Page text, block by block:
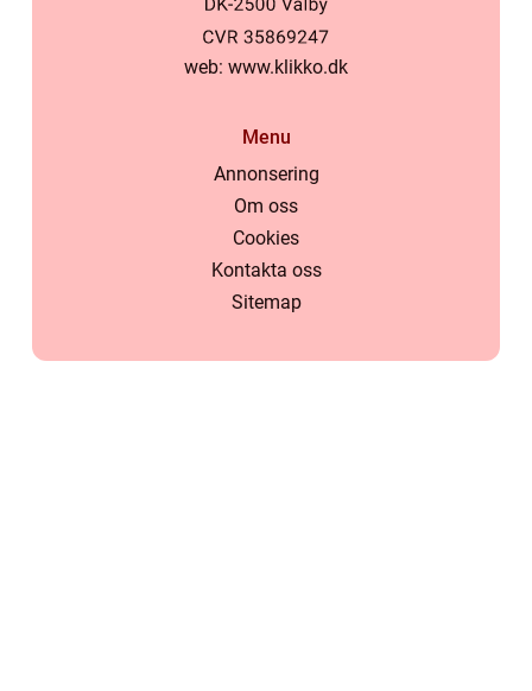
web: www.klikko.dk
Menu
Annonsering
Om oss
Cookies
Kontakta oss
Sitemap